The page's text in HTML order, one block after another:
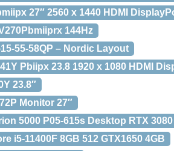
27″ 2560 x 1440 HDMI
144Hz
55-58QP – Nordic Layout
Pbiipx 23.8 1920 x 1080 HDMI
23.8″
Monitor 27″
5000 P05-615s Desktop RTX 3080
i5-11400F 8GB 512 GTX1650 4GB